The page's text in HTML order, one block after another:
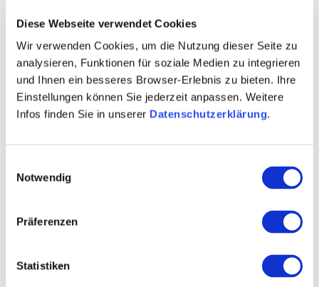
Diese Webseite verwendet Cookies
Wir verwenden Cookies, um die Nutzung dieser Seite zu
analysieren, Funktionen für soziale Medien zu integrieren
und Ihnen ein besseres Browser-Erlebnis zu bieten. Ihre
Einstellungen können Sie jederzeit anpassen. Weitere
Infos finden Sie in unserer Datenschutzerklärung.
Notwendig
Präferenzen
Statistiken
Öffnungszeiten
Weitere Infos & Downloads